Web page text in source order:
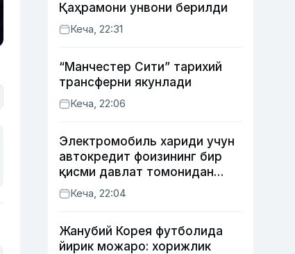
Қаҳрамони унвони берилди
Кеча, 22:31
“Манчестер Сити” тарихий
трансферни якунлади
Кеча, 22:06
Электромобиль хариди учун
автокредит фоизининг бир
қисми давлат томонидан
қоплаб берилиши мумкин
Кеча, 22:04
Жанубий Корея футболида
йирик можаро: хорижлик